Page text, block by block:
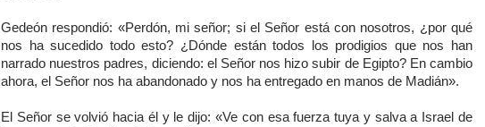
Gedeón respondió: «Perdón, mi señor; si el Señor está con nosotros, ¿por qué
nos ha sucedido todo esto? ¿Dónde están todos los prodigios que nos han
narrado nuestros padres, diciendo: el Señor nos hizo subir de Egipto? En cambio
ahora, el Señor nos ha abandonado y nos ha entregado en manos de Madián».
El Señor se volvió hacia él y le dijo: «Ve con esa fuerza tuya y salva a Israel de